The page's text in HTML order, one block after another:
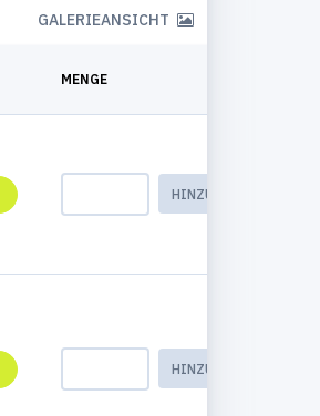
GALERIEANSICHT
MENGE
HINZUFÜGEN
HINZUFÜGEN